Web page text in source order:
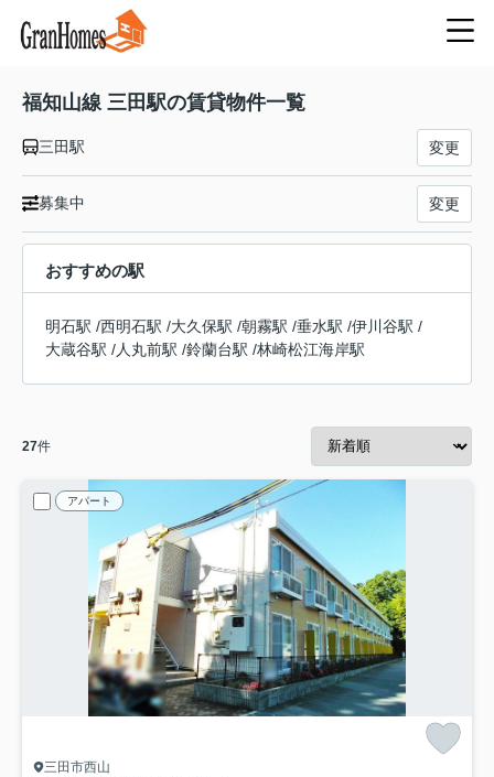
福知山線 三田駅の賃貸物件一覧
三田駅 変更
募集中 変更
おすすめの駅
明石駅 /西明石駅 /大久保駅 /朝霧駅 /垂水駅 /伊川谷駅 /
大蔵谷駅 /人丸前駅 /鈴蘭台駅 /林崎松江海岸駅
27件
アパート
三田市西山